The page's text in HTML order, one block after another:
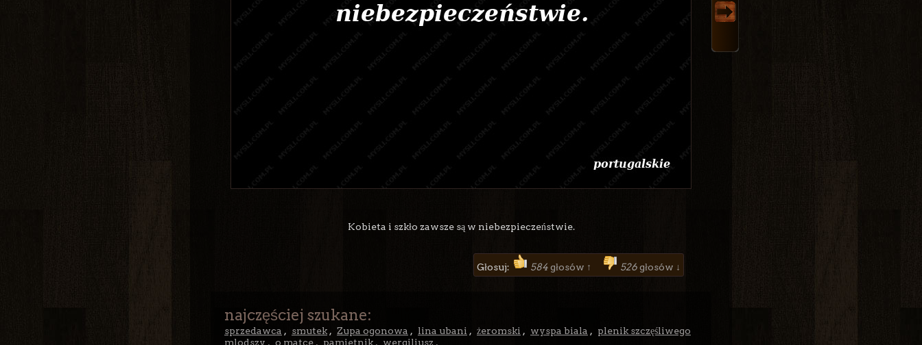
Kobieta i szkło zawsze są w niebezpieczeństwie.
Głosuj: 584głosów ↑ 526głosów ↓
najczęściej szukane:
sprzedawca , smutek , Zupa ogonowa , lina ubani , żeromski , wyspa biala , plenik szczęśliwego
mlodszy , o matce , pamietnik , wergiliusz ,